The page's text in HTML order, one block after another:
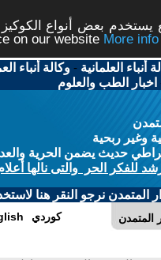
بعض أنواع
on our website
أنباء العلمانية -وكالة أنباء
اخبار الطب والعلوم
وغير ربحية
حديث يضمن الحرية
للفكر الحر والتى نالها
نرجو النقر هنا
المتمدن كوردي